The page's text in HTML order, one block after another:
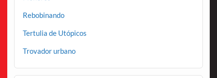
Rebobinando
Tertulia de Utópicos
Trovador urbano